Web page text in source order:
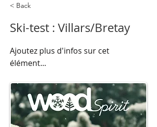
< Back
Ski-test : Villars/Bretay
Ajoutez plus d'infos sur cet
élément...